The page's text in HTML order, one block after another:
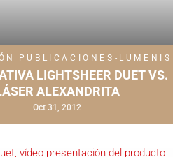
PUBLICACIONES-LUMENIS
LIGHTSHEER DUET VS.
ALEXANDRITA
Oct 31, 2012